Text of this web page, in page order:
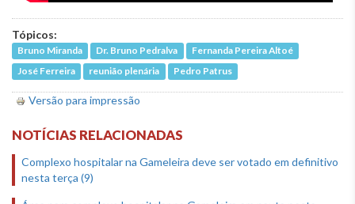
Tópicos:
Bruno Miranda Dr. Bruno Pedralva
Fernanda Pereira Altoé
José Ferreira
reunião plenária Pedro Patrus
Versão para impressão
NOTÍCIAS RELACIONADAS
Complexo hospitalar na Gameleira deve ser votado em definitivo
nesta terça (9)